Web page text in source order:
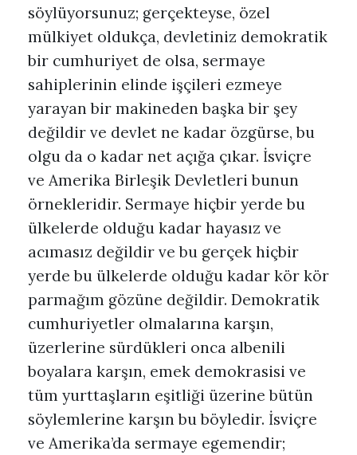
söylüyorsunuz; gerçekteyse, özel
mülkiyet oldukça, devletiniz demokratik
bir cumhuriyet de olsa, sermaye
sahiplerinin elinde işçileri ezmeye
yarayan bir makineden başka bir şey
değildir ve devlet ne kadar özgürse, bu
olgu da o kadar net açığa çıkar. İsviçre
ve Amerika Birleşik Devletleri bunun
örnekleridir. Sermaye hiçbir yerde bu
ülkelerde olduğu kadar hayasız ve
acımasız değildir ve bu gerçek hiçbir
yerde bu ülkelerde olduğu kadar kör kör
parmağım gözüne değildir. Demokratik
cumhuriyetler olmalarına karşın,
üzerlerine sürdükleri onca albenili
boyalara karşın, emek demokrasisi ve
tüm yurttaşların eşitliği üzerine bütün
söylemlerine karşın bu böyledir. İsviçre
ve Amerika’da sermaye egemendir;